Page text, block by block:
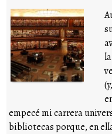
empecé mi carrera
bibliotecas porque, en